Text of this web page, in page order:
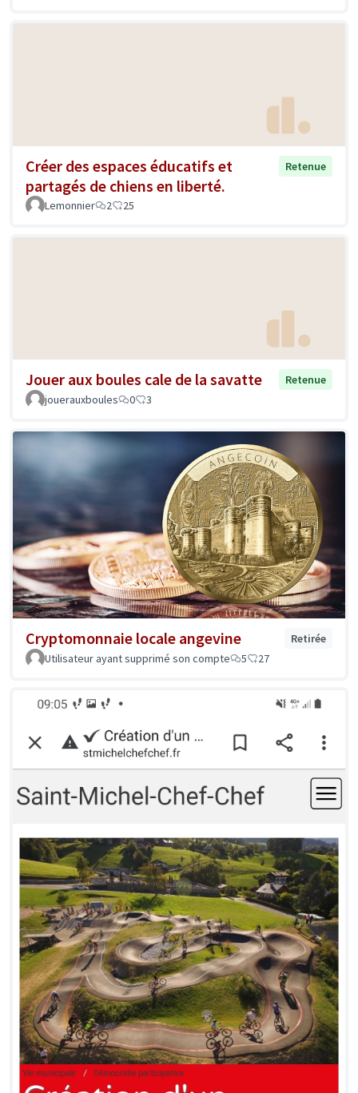
Créer des espaces éducatifs et
partagés de chiens en liberté.
Retenue
Lemonnier 2 25
Jouer aux boules cale de la savatte
Retenue
jouerauxboules
0 3
Cryptomonnaie locale angevine
Retirée
Utilisateur ayant supprimé son compte
5 27